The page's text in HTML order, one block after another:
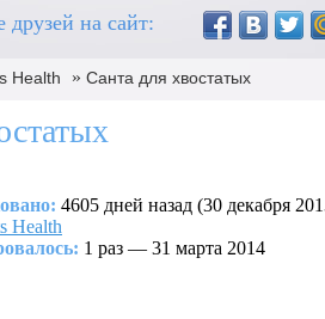
друзей на сайт:
Health » Санта для хвостатых
4605 дней назад (30 декабря
Health
1 раз — 31 марта 2014